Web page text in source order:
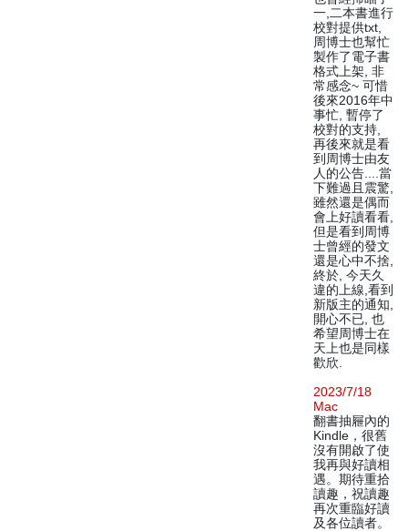
一,二本書進行
校對提供txt,
周博士也幫忙
製作了電子書
格式上架, 非
常感念~ 可惜
後來2016年中
事忙, 暫停了
校對的支持,
再後來就是看
到周博士由友
人的公告....當
下難過且震驚,
雖然還是偶而
會上好讀看看,
但是看到周博
士曾經的發文
還是心中不捨,
終於, 今天久
違的上線,看到
新版主的通知,
開心不已, 也
希望周博士在
天上也是同樣
歡欣.
2023/7/18
Mac
翻書抽屜內的
Kindle，很舊
沒有開啟了使
我再與好讀相
遇。期待重拾
讀趣，祝讀趣
再次重臨好讀
及各位讀者。